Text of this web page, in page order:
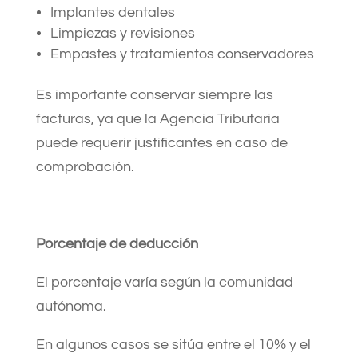
Implantes dentales
Limpiezas y revisiones
Empastes y tratamientos conservadores
Es importante conservar siempre las
facturas, ya que la Agencia Tributaria
puede requerir justificantes en caso de
comprobación.
Porcentaje de deducción
El porcentaje varía según la comunidad
autónoma.
En algunos casos se sitúa entre el 10% y el